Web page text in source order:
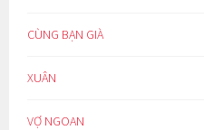
CÙNG BẠN GIÀ
XUÂN
VỢ NGOAN